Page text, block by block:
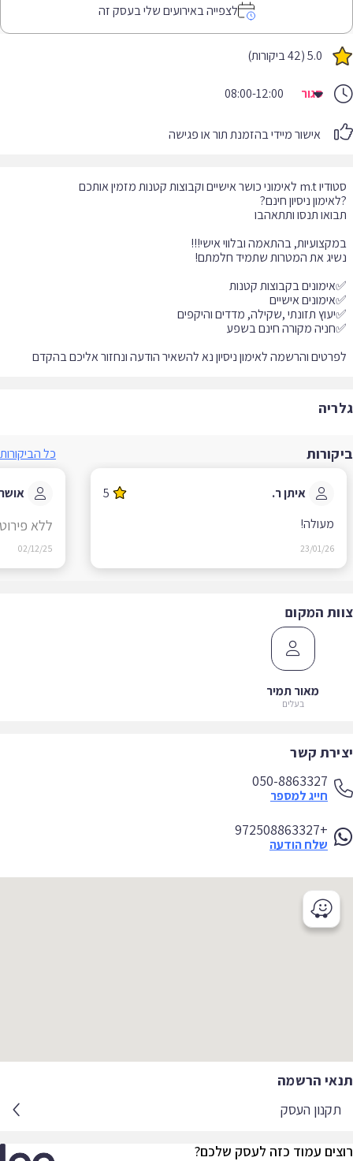
לצפייה באירועים שלי בעסק זה
5.0 (42 ביקורות)
סגור 08:00-12:00
אישור מיידי בהזמנת תור או פגישה
והרשמה לאימון ניסיון נא להשאיר הודעה ונחזור אליכם בהקדם
כל הביקורות
איתן ר.
5
מעולה!
23/01/26
אושרי
ללא פירוט
02/12/25
המקום
מאור תמיר
בעלים
קשר
050-8863327
חייג למספר
+972508863327
שלח הודעה
הרשמה
תקנון העסק
עמוד כזה לעסק שלכם?